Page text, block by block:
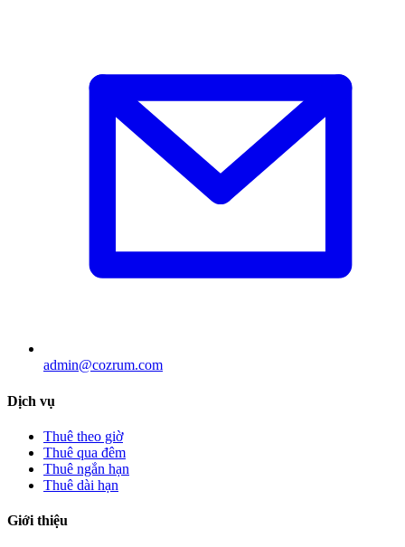
admin@cozrum.com
Dịch vụ
Thuê theo giờ
Thuê qua đêm
Thuê ngắn hạn
Thuê dài hạn
Giới thiệu